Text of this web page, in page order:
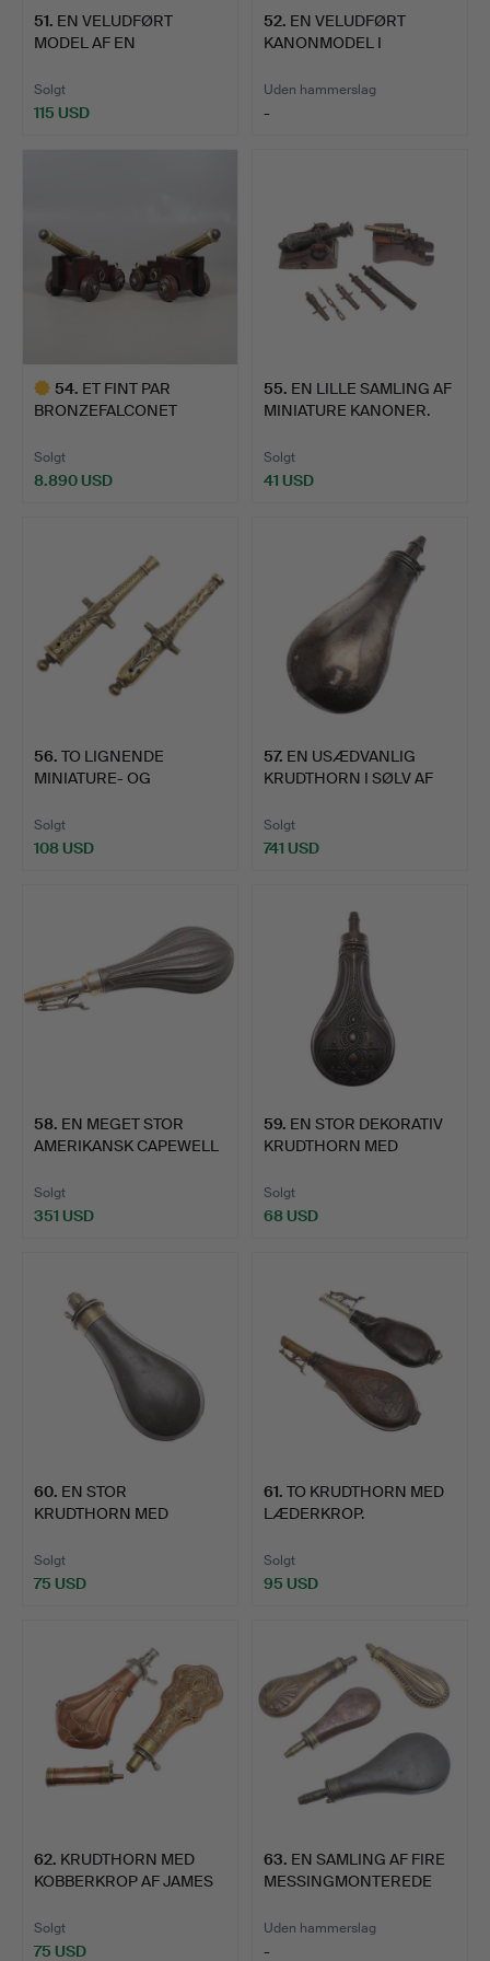
I look forward to seeing you in Crewkerne. Do get in
touch if I can help in any way
Matthew Denney, Coins, Medals Militaria Specialist
51. EN VELUDFØRT
MODEL AF EN
Solgt
115 USD
52. EN VELUDFØRT
KANONMODEL I
Uden hammerslag
-
54. ET FINT PAR
BRONZEFALCONET
Solgt
8.890 USD
55. EN LILLE SAMLING AF
MINIATURE KANONER.
Solgt
41 USD
56. TO LIGNENDE
MINIATURE- OG
Solgt
108 USD
57. EN USÆDVANLIG
KRUDTHORN I SØLV AF
Solgt
741 USD
58. EN MEGET STOR
AMERIKANSK CAPEWELL
Solgt
351 USD
59. EN STOR DEKORATIV
KRUDTHORN MED
Solgt
68 USD
60. EN STOR
KRUDTHORN MED
Solgt
75 USD
61. TO KRUDTHORN MED
LÆDERKROP.
Solgt
95 USD
62. KRUDTHORN MED
KOBBERKROP AF JAMES
Solgt
75 USD
63. EN SAMLING AF FIRE
MESSINGMONTEREDE
Uden hammerslag
-